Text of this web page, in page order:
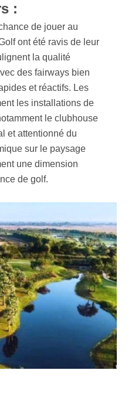
:
de jouer au
ont été ravis de leur
la qualité
des fairways bien
et réactifs. Les
les installations de
le clubhouse
et attentionné du
sur le paysage
une dimension
de golf.